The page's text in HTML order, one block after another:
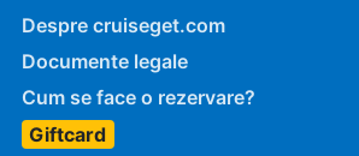
Despre cruiseget.com
Documente legale
Cum se face o rezervare?
Giftcard